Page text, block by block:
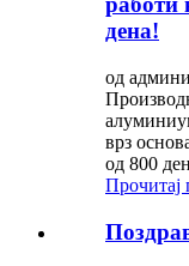
дена!
од
врз
од 800
Прочитај